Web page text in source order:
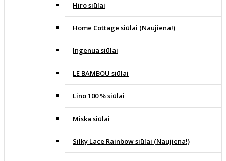
Hiro siūlai
Home Cottage siūlai (Naujiena!)
Ingenua siūlai
LE BAMBOU siūlai
Lino 100 % siūlai
Miska siūlai
Silky Lace Rainbow siūlai (Naujiena!)